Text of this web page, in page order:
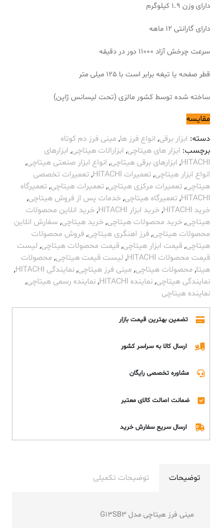
دارای وزن 1.9 کیلوگرم
دارای گارانتی 12 ماهه
سرعت چرخش آزاد 11000 دور در دقیقه
قطر صفحه یا تیغه برابر است با 125 میلی متر
ساخته شده توسط کشور مالزی (تحت لیسانس ژاپن)
مقایسه
دسته: ابزار برقی, انواع فرز ها, مینی فرز دم کوتاه
برچسب: ابزار های هیتاچی, ابزارالات هیتاچی, ابزارهای
HITACHI
, ابزارهای برقی هیتاچی, انواع ابزار صنعتی هیتاچی,
انواع ابزار هیتاچی, تعمیرات HITACHI , تعمیرات تخصصی
هیتاچی, تعمیرات مرکزی هیتاچی, تعمیرات هیتاچی, تعمیرگاه
HITACHI
, تعمیرگاه هیتاچی,خدمات پس از فروش هیتاچی,
خرید HITACHI
,خرید ابزار HITACHI ,خرید انلاین محصولات
هیتاچی,خرید محصولات هیتاچی,خرید هیتاچی, سفارش انلاین
محصولات هیتاچی, فرز اهنگری هیتاچی, فروش محصولات
هیتاچی, قیمت ابزار هیتاچی, قیمت محصولات هیتاچی, لیست
قیمت محصولات HITACHI
, لیست قیمت هیتاچی, محصولات
هیتا, محصولات هیتاچی, مینی فرز هیتاچی,نمایندگی HITACHI
,
نمایندگی هیتاچی,نماینده HITACHI ,نماینده رسمی هیتاچی,
نماینده هیتاچی
تضمین بهترین قیمت بازار
ارسال کالا به سراسر کشور
مشاوره تخصصی رایگان
ضمانت اصالت کالای معتبر
ارسال سریع سفارش خرید
توضیحات توضیحات تکمیلی
مینی فرز هیتاچی مدل G13SB3